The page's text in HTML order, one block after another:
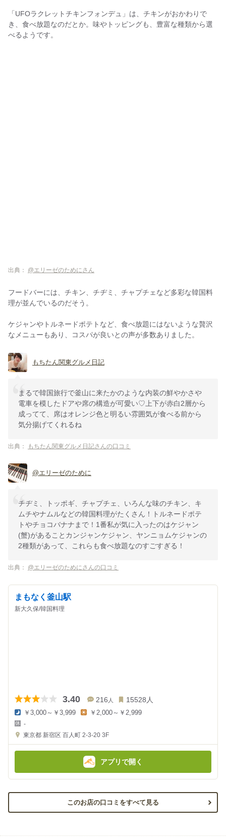
「UFOラクレットチキンフォンデュ」は、チキンがおかわりで
き、食べ放題なのだとか。味やトッピングも、豊富な種類から選
べるようです。
出典： @エリーゼのためにさん
フードバーには、チキン、チヂミ、チャプチェなど多彩な韓国料
理が並んでいるのだそう。
ケジャンやトルネードポテトなど、食べ放題にはないような贅沢
なメニューもあり、コスパが良いとの声が多数ありました。
もちたん関東グルメ日記
まるで韓国旅行で釜山に来たかのような内装の鮮やかさや
電車を模したドアや席の構造が可愛い♡上下が赤白2層から
成ってて、席はオレンジ色と明るい雰囲気が食べる前から
気分揚げてくれるね
出典： もちたん関東グルメ日記さんの口コミ
@エリーゼのために
チヂミ、トッポギ、チャプチェ、いろんな味のチキン、キ
ムチやナムルなどの韓国料理がたくさん！トルネードポテ
トやチョコバナナまで！1番私が気に入ったのはケジャン
(蟹)があることカンジャンケジャン、ヤンニョムケジャンの
2種類があって、これらも食べ放題なのすごすぎる！
出典： @エリーゼのためにさんの口コミ
まもなく釜山駅
新大久保/韓国料理
3.40 216 人 15528 人
夜
の
金
￥3,000～￥3,999
金
￥2,000～￥2,999
-
東京都 新宿区 百人町 2-3-20 3F
アプリで開く
このお店の口コミをすべて見る